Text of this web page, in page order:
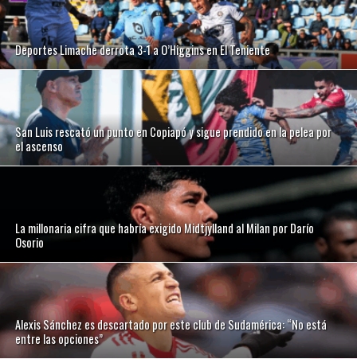
Deportes Limache derrota 3-1 a O’Higgins en El Teniente
San Luis rescató un punto en Copiapó y sigue prendido en la pelea por
el ascenso
La millonaria cifra que habría exigido Midtjylland al Milan por Darío
Osorio
Alexis Sánchez es descartado por este club de Sudamérica: “No está
entre las opciones”